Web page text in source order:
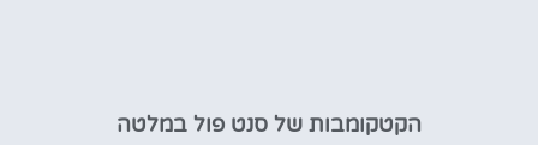
הקטקומבות של סנט פול במלטה